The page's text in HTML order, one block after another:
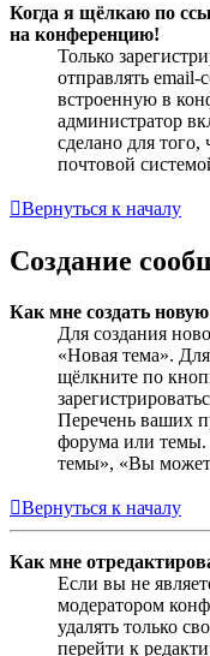
Когда я щёлкаю по
на конференцию!
Только
отправлять email-
встроенную в
администратор
сделано для того,
почтовой
Вернуться к началу
Создание
Как мне создать
Для создания
«Новая тема».
щёлкните по
Перечень ваших
форума или
темы», «Вы
Вернуться к началу
Как мне
Если вы не
модератором
удалять только
перейти к